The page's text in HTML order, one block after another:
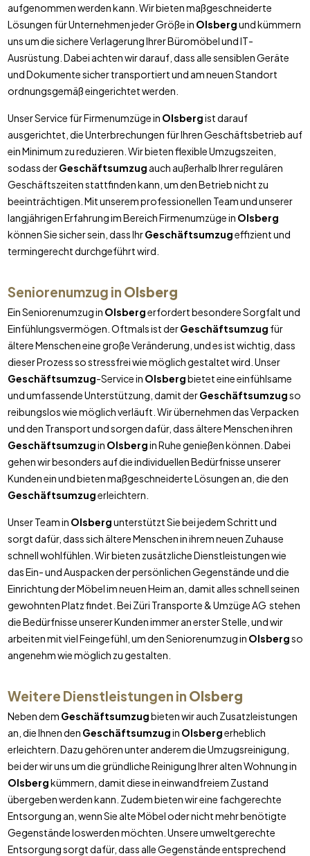
aufgenommen werden kann. Wir bieten maßgeschneiderte
Lösungen für Unternehmen jeder Größe in Olsbergund kümmern
uns um die sichere Verlagerung Ihrer Büromöbel und IT-
Ausrüstung. Dabei achten wir darauf, dass alle sensiblen Geräte
und Dokumente sicher transportiert und am neuen Standort
ordnungsgemäß eingerichtet werden.
Unser Service für Firmenumzüge in Olsbergist darauf
ausgerichtet, die Unterbrechungen für Ihren Geschäftsbetrieb auf
ein Minimum zu reduzieren. Wir bieten flexible Umzugszeiten,
sodass derGeschäftsumzug auch außerhalb Ihrer regulären
Geschäftszeiten stattfinden kann, um den Betrieb nicht zu
beeinträchtigen. Mit unserem professionellen Team und unserer
langjährigen Erfahrung im Bereich Firmenumzüge in Olsberg
können Sie sicher sein, dass IhrGeschäftsumzugeffizient und
termingerecht durchgeführt wird.
Seniorenumzug in Olsberg
Ein Seniorenumzug in Olsbergerfordert besondere Sorgfalt und
Einfühlungsvermögen. Oftmals ist derGeschäftsumzug für
ältere Menschen eine große Veränderung, und es ist wichtig, dass
dieser Prozess so stressfrei wie möglich gestaltet wird. Unser
Geschäftsumzug-Service in Olsbergbietet eine einfühlsame
und umfassende Unterstützung, damit derGeschäftsumzugso
reibungslos wie möglich verläuft. Wir übernehmen das Verpacken
und den Transport und sorgen dafür, dass ältere Menschen ihren
Geschäftsumzugin Olsbergin Ruhe genießen können. Dabei
gehen wir besonders auf die individuellen Bedürfnisse unserer
Kunden ein und bieten maßgeschneiderte Lösungen an, die den
Geschäftsumzugerleichtern.
Unser Team in Olsbergunterstützt Sie bei jedem Schritt und
sorgt dafür, dass sich ältere Menschen in ihrem neuen Zuhause
schnell wohlfühlen. Wir bieten zusätzliche Dienstleistungen wie
das Ein- und Auspacken der persönlichen Gegenstände und die
Einrichtung der Möbel im neuen Heim an, damit alles schnell seinen
gewohnten Platz findet. Bei Züri Transporte & Umzüge AG stehen
die Bedürfnisse unserer Kunden immer an erster Stelle, und wir
arbeiten mit viel Feingefühl, um den Seniorenumzug in Olsbergso
angenehm wie möglich zu gestalten.
Weitere Dienstleistungen in Olsberg
Neben dem Geschäftsumzugbieten wir auch Zusatzleistungen
an, die Ihnen den Geschäftsumzugin Olsbergerheblich
erleichtern. Dazu gehören unter anderem die Umzugsreinigung,
bei der wir uns um die gründliche Reinigung Ihrer alten Wohnung in
Olsbergkümmern, damit diese in einwandfreiem Zustand
übergeben werden kann. Zudem bieten wir eine fachgerechte
Entsorgung an, wenn Sie alte Möbel oder nicht mehr benötigte
Gegenstände loswerden möchten. Unsere umweltgerechte
Entsorgung sorgt dafür, dass alle Gegenstände entsprechend